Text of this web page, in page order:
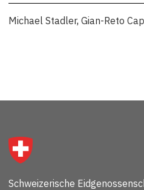
Michael Stadler, Gian-Reto
Schweizerische